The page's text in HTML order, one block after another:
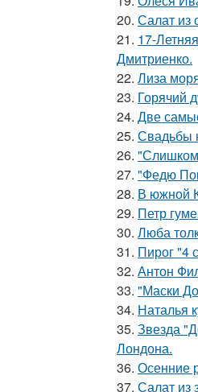
20. Салат из
21. 17-
Дмитриенко.
22. Лиза
23. Горячий
24. Две
25. Свадьбы
26. "Слишком
27. "Федю
28. В южной
29. Петр
30. Люба
31. Пирог "4
32. Антон
33. "Маски
34. Наталья
35. Звезда
Лондона.
36. Осенние
37. Салат из